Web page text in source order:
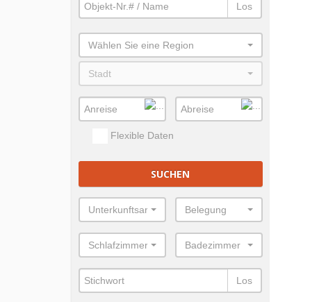
Los
Wählen Sie eine Region
Stadt
Flexible Daten
SUCHEN
Unterkunftsart Belegung
Schlafzimmer Badezimmer
Los